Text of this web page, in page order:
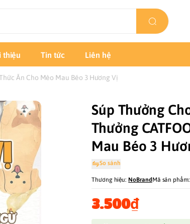
thiệu Tin tức Liên hệ
Ăn Cho Mèo Mau Béo 3 Hương Vị
Súp Thưởng
Thưởng
Mau Béo 3
So sánh
Thương hiệu: NoBrand Mã sản phẩm:
3.500₫